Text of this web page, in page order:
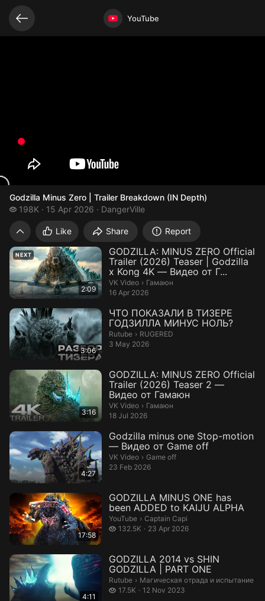
Video opened YouTube
Godzilla Minus Zero | Trailer Breakdown (IN Depth)
Godzilla Minus Zero | Trailer Breakdown
198K
198 thousand views
15 Apr 2026 DangerVille
Like Share Report
Related videos
NEXT
2:09
GODZILLA: MINUS ZERO Official
Trailer (2026) Teaser | Godzilla
x Kong 4K — Видео от Г...
VK Video › Гамаюн.
Гамаюн
16 Apr 2026
3:06
ЧТО ПОКАЗАЛИ В ТИЗЕРЕ
ГОДЗИЛЛА МИНУС НОЛЬ?
Rutube › RUGERED.
RUGERED
3 May 2026
3:16
GODZILLA: MINUS ZERO Official
Trailer (2026) Teaser 2 —
Видео от Гамаюн
VK Video › Гамаюн.
Гамаюн
18 Jul 2026
4:27
Godzilla minus one Stop-motion
— Видео от Game off
VK Video › Game off.
Game off
23 Feb 2026
17:58
GODZILLA MINUS ONE has
been ADDED to KAIJU ALPHA
YouTube › Captain Capi.
Captain Capi
132.5K
132.5 thousand views
23 Apr 2026
4:11
GODZILLA 2014 vs SHIN
GODZILLA | PART ONE
Rutube › Магическая отрада и испытание.
Магическая отрада и испытание
17.5K
17.5 thousand views
12 Nov 2023